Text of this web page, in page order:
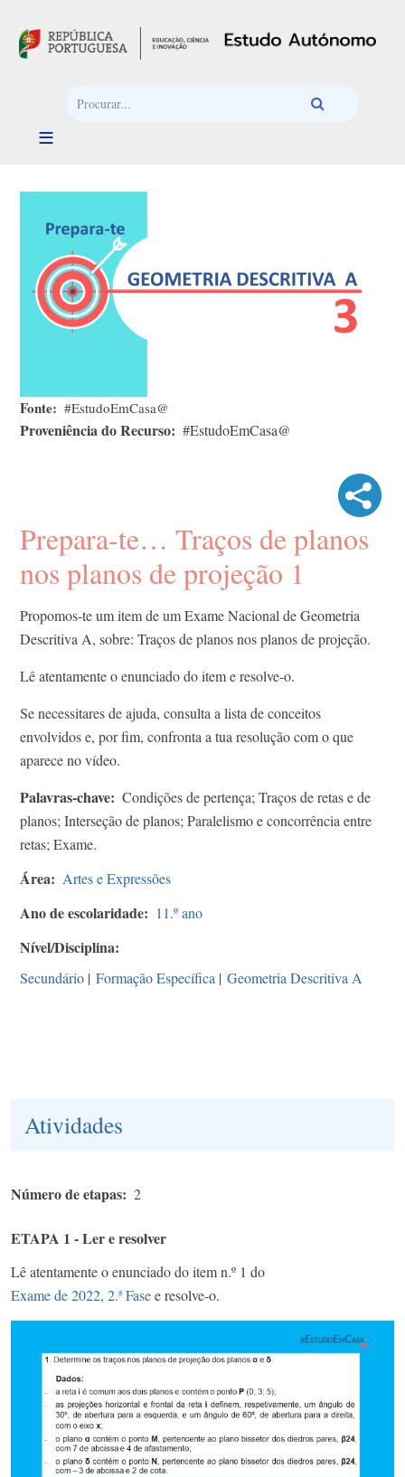
Fonte #EstudoEmCasa@
Proveniência do Recurso #EstudoEmCasa@
Prepara-te… Traços de planos
nos planos de projeção 1
Propomos-te um item de um Exame Nacional de Geometria
Descritiva A, sobre: Traços de planos nos planos de projeção.
Lê atentamente o enunciado do item e resolve-o.
Se necessitares de ajuda, consulta a lista de conceitos
envolvidos e, por fim, confronta a tua resolução com o que
aparece no vídeo.
Palavras-chave
Condições de pertença; Traços de retas e de
planos; Interseção de planos; Paralelismo e concorrência entre
retas; Exame.
Área Artes e Expressões
Ano de escolaridade 11.º ano
Nível/Disciplina
Secundário | Formação Específica | Geometria Descritiva A
Atividades
Número de etapas 2
ETAPA 1 - Ler e resolver
Lê atentamente o enunciado do item n.º 1 do
Exame de 2022, 2.ª Fasee resolve-o.